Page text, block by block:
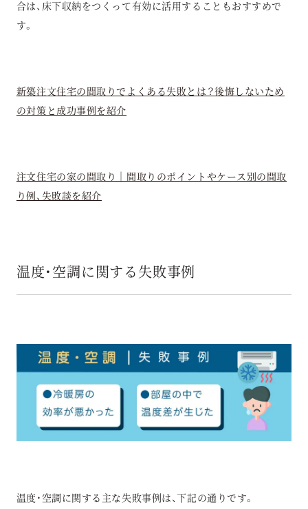
合は、床下収納をつくって有効に活用することもおすすめで
す。
新築注文住宅の間取りでよくある失敗とは？後悔しないため
の対策と成功事例を紹介
注文住宅の家の間取り｜間取りのポイントやケース別の間取
り例、失敗談を紹介
温度・空調に関する失敗事例
温度・空調に関する主な失敗事例は、下記の通りです。